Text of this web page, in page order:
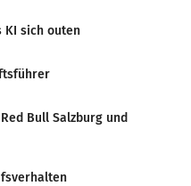
KI sich outen
Bull Salzburg und